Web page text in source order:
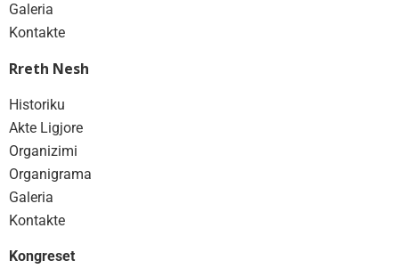
Galeria
Kontakte
Rreth Nesh
Historiku
Akte Ligjore
Organizimi
Organigrama
Galeria
Kontakte
Kongreset